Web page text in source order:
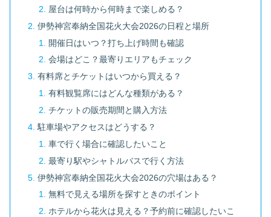
屋台は何時から何時まで楽しめる？
伊勢神宮奉納全国花火大会2026の日程と場所
開催日はいつ？打ち上げ時間も確認
会場はどこ？最寄りエリアもチェック
有料席とチケットはいつから買える？
有料観覧席にはどんな種類がある？
チケットの販売期間と購入方法
駐車場やアクセスはどうする？
車で行く場合に確認したいこと
最寄り駅やシャトルバスで行く方法
伊勢神宮奉納全国花火大会2026の穴場はある？
無料で見える場所を探すときのポイント
ホテルから花火は見える？予約前に確認したいこ